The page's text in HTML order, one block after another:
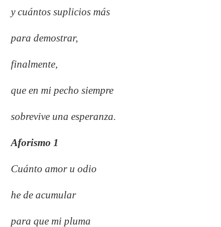
y cuántos suplicios más
para demostrar,
finalmente,
que en mi pecho siempre
sobrevive una esperanza.
Aforismo 1
Cuánto amor u odio
he de acumular
para que mi pluma